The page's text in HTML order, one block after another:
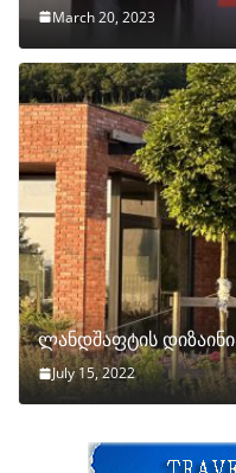
March 20, 2023
ლანდშაფტის დიზაინი
July 15, 2022